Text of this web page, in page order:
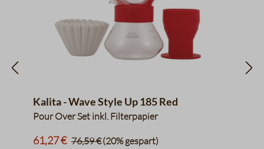
Kalita - Wave Style Up 185 Red
Pour Over Set inkl. Filterpapier
61,27 € 76,59 €(20% gespart)